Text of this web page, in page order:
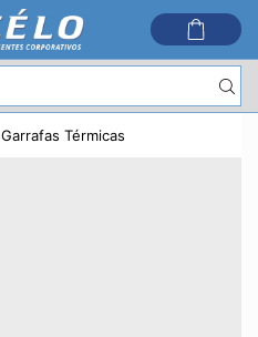
de
pesquisa
Garrafas Térmicas